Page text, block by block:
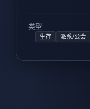
类型
生存 派系/公会